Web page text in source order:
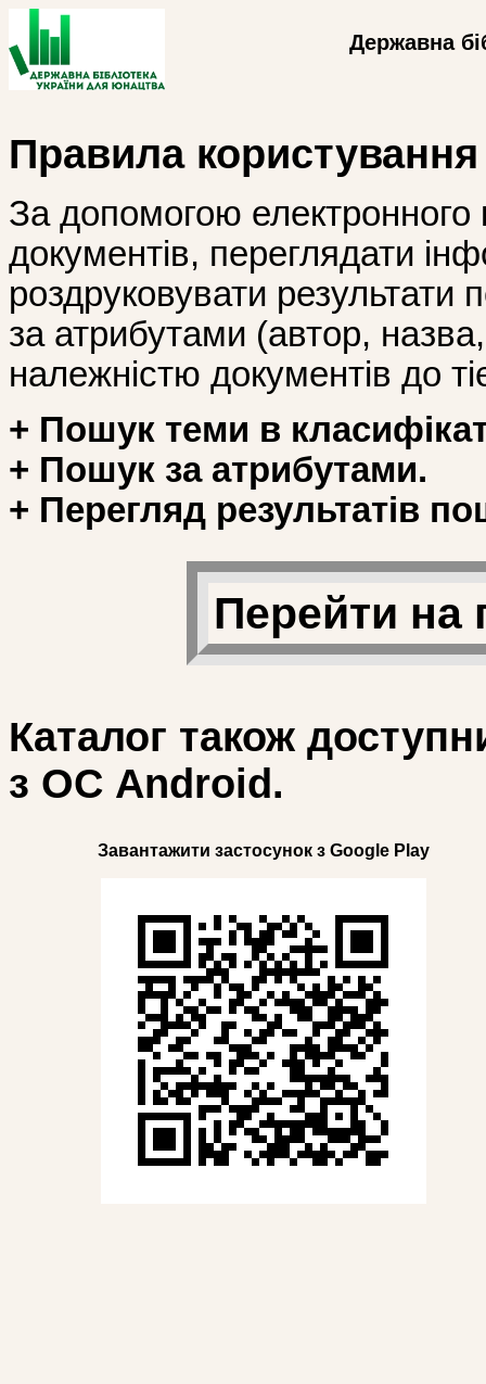
Державна
Правила
За допомогою
документів, переглядати
роздруковувати
за атрибутами (автор, назва,
належністю документів до
+ Пошук теми в
+ Пошук за атрибутами.
+ Перегляд результатів
Перейти на
Каталог також
з ОС Android.
Завантажити застосунок з Google Play